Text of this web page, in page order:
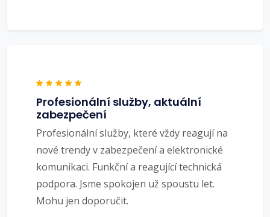
Profesionální služby, aktuální
zabezpečení
Profesionální služby, které vždy reagují na
nové trendy v zabezpečení a elektronické
komunikaci. Funkční a reagující technická
podpora. Jsme spokojen už spoustu let.
Mohu jen doporučit.